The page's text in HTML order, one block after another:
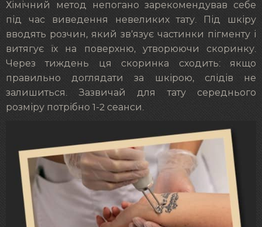
Хімічний метод непогано зарекомендував себе
під час виведення невеликих тату. Під шкіру
вводять розчин, який зв’язує частинки пігменту і
витягує їх на поверхню, утворюючи скоринку.
Через тиждень ця скоринка сходить: якщо
правильно доглядати за шкірою, слідів не
залишиться. Зазвичай для тату середнього
розміру потрібно 1-2 сеанси.